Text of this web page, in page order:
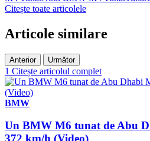
Citește toate articolele
Articole similare
Anterior Următor
1 Citește articolul complet
BMW
Un BMW M6 tunat de Abu